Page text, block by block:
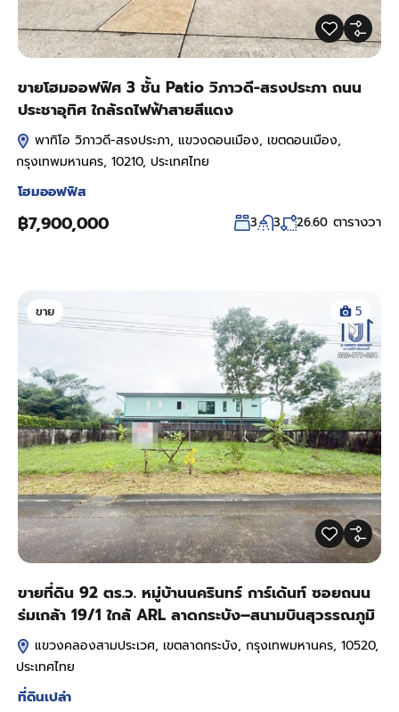
ขายโฮมออฟฟิศ 3 ชั้น Patio วิภาวดี-สรงประภา ถนน
ประชาอุทิศ ใกล้รถไฟฟ้าสายสีแดง
พาทิโอ วิภาวดี-สรงประภา, แขวงดอนเมือง, เขตดอนเมือง,
กรุงเทพมหานคร, 10210, ประเทศไทย
โฮมออฟฟิส
฿7,900,000 3 3 26.60 ตารางวา
ขาย 5
ขายที่ดิน 92 ตร.ว. หมู่บ้านนครินทร์ การ์เด้นท์ ซอยถนน
ร่มเกล้า 19/1 ใกล้ ARL ลาดกระบัง–สนามบินสุวรรณภูมิ
แขวงคลองสามประเวศ, เขตลาดกระบัง, กรุงเทพมหานคร, 10520,
ประเทศไทย
ที่ดินเปล่า